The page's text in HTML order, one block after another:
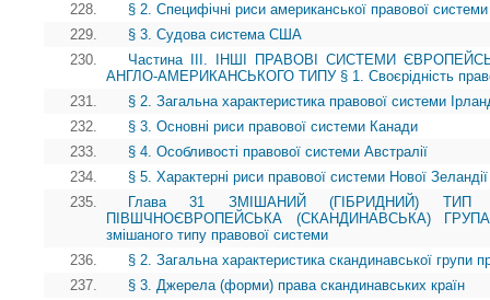
228.
§ 2. Специфічні риси американської правової системи
229.
§ 3. Судова система США
230.
Частина ІІІ. ІНШІ ПРАВОВІ СИСТЕМИ
АНГЛО-АМЕРИКАНСЬКОГО ТИПУ § 1. Своєрідність
231.
§ 2. Загальна характеристика правової системи
232.
§ 3. Основні риси правової системи Канади
233.
§ 4. Особливості правової системи Австралії
234.
§ 5. Характерні риси правової системи Нової Зеландії
235.
Глава 31 ЗМІШАНИЙ (ГІБРИДНИЙ) ТИП
ПІВШЧНОЄВРОПЕЙСЬКА (СКАНДИНАВСЬКА)
змішаного типу правової системи
236.
§ 2. Загальна характеристика скандинавської групи
237.
§ 3. Джерела (форми) права скандинавських країн